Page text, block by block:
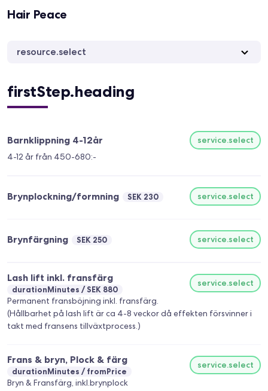
Hair Peace
resource.select
firstStep.heading
Barnklippning 4-12år
service.select
4-12 år från 450-680:-
Brynplockning/formning SEK 230 service.select
Brynfärgning SEK 250 service.select
Lash lift inkl. fransfärg
durationMinutes SEK 880
service.select
Permanent fransböjning inkl. fransfärg.
(Hållbarhet på lash lift är ca 4-8 veckor då effekten försvinner i
takt med fransens tillväxtprocess.)
Frans & bryn, Plock & färg
durationMinutes fromPrice
service.select
Bryn & Fransfärg, inkl.brynplock